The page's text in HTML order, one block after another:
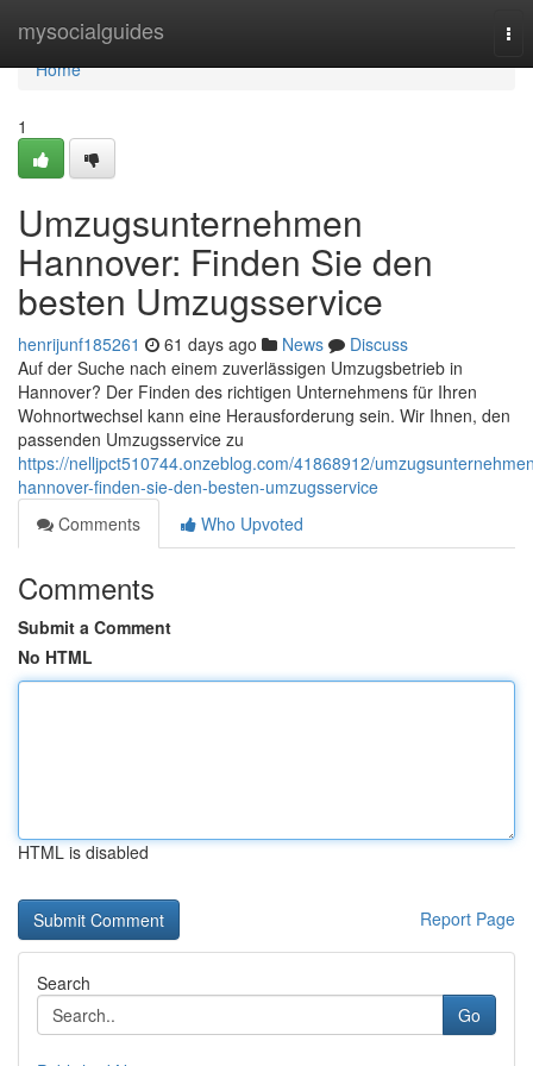
mysocialguides
Home
Home
1
Umzugsunternehmen
Hannover: Finden Sie den
besten Umzugsservice
henrijunf185261 61 days ago News
Discuss
Auf der Suche nach einem zuverlässigen Umzugsbetrieb in
Hannover? Der Finden des richtigen Unternehmens für Ihren
Wohnortwechsel kann eine Herausforderung sein. Wir Ihnen, den
passenden Umzugsservice zu
https://nelljpct510744.onzeblog.com/41868912/
hannover-finden-sie-den-besten-umzugsservice
Comments
Who Upvoted
Comments
Submit a Comment
No HTML
HTML is disabled
Report Page
Search
Go